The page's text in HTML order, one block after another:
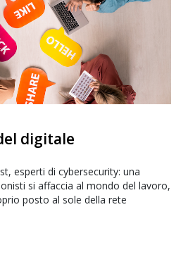
digitale
esperti di cybersecurity: una
si affaccia al mondo del lavoro,
posto al sole della rete